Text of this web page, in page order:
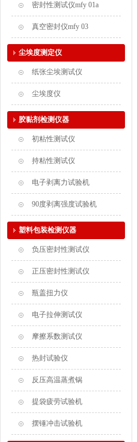
密封性测试仪mfy 01a
真空密封仪mfy 03
尘埃度测定仪
纸张尘埃测试仪
尘埃度仪
胶黏剂检测仪器
初粘性测试仪
持粘性测试仪
电子剥离力试验机
90度剥离强度试验机
塑料包装检测仪器
负压密封性测试仪
正压密封性测试仪
瓶盖扭力仪
电子拉伸测试仪
摩擦系数测试仪
热封试验仪
反压高温蒸煮锅
提袋疲劳试验机
摆锤冲击试验机